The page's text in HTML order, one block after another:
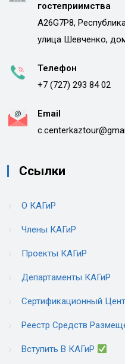
гостеприимства
A26G7P8,
улица Шевченко,
Телефон
+7 (727) 293 84 02
Email
Ссылки
О КАГиР
Члены КАГиР
Проекты КАГиР
Департаменты КАГиР
Сертификационный
Реестр Средств
Вступить В КАГиР